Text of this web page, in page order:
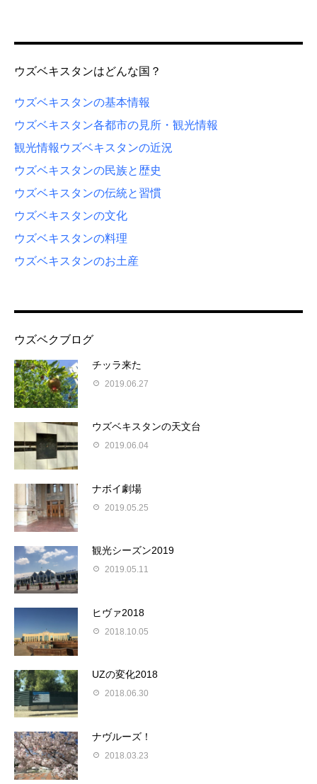
ウズベキスタンはどんな国？
ウズベキスタンの基本情報
ウズベキスタン各都市の見所・観光情報
観光情報 ウズベキスタンの近況
ウズベキスタンの民族と歴史
ウズベキスタンの伝統と習慣
ウズベキスタンの文化
ウズベキスタンの料理
ウズベキスタンのお土産
ウズベクブログ
チッラ来た
2019.06.27
ウズベキスタンの天文台
2019.06.04
ナボイ劇場
2019.05.25
観光シーズン2019
2019.05.11
ヒヴァ2018
2018.10.05
UZの変化2018
2018.06.30
ナヴルーズ！
2018.03.23